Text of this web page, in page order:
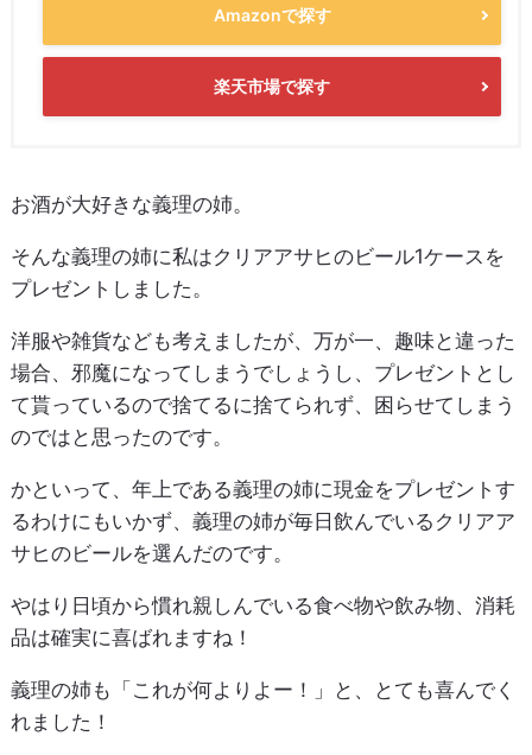
Amazonで探す
楽天市場で探す
お酒が大好きな義理の姉。
そんな義理の姉に私はクリアアサヒのビール1ケースを
プレゼントしました。
洋服や雑貨なども考えましたが、万が一、趣味と違った
場合、邪魔になってしまうでしょうし、プレゼントとし
て貰っているので捨てるに捨てられず、困らせてしまう
のではと思ったのです。
かといって、年上である義理の姉に現金をプレゼントす
るわけにもいかず、義理の姉が毎日飲んでいるクリアア
サヒのビールを選んだのです。
やはり日頃から慣れ親しんでいる食べ物や飲み物、消耗
品は確実に喜ばれますね！
義理の姉も「これが何よりよー！」と、とても喜んでく
れました！